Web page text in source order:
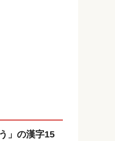
」の漢字15